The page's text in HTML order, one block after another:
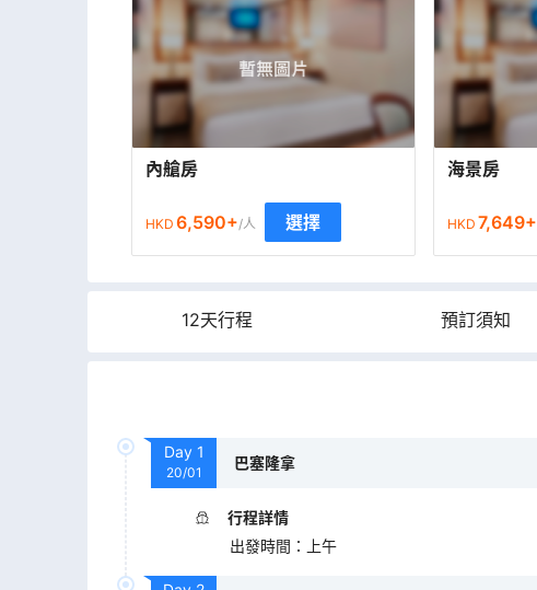
內艙房
HKD 6,590+/人 選擇
海景房
HKD 7,649+
12天行程 預訂須知
Day 1
20/01
巴塞隆拿
行程詳情
出發時間 ： 上午